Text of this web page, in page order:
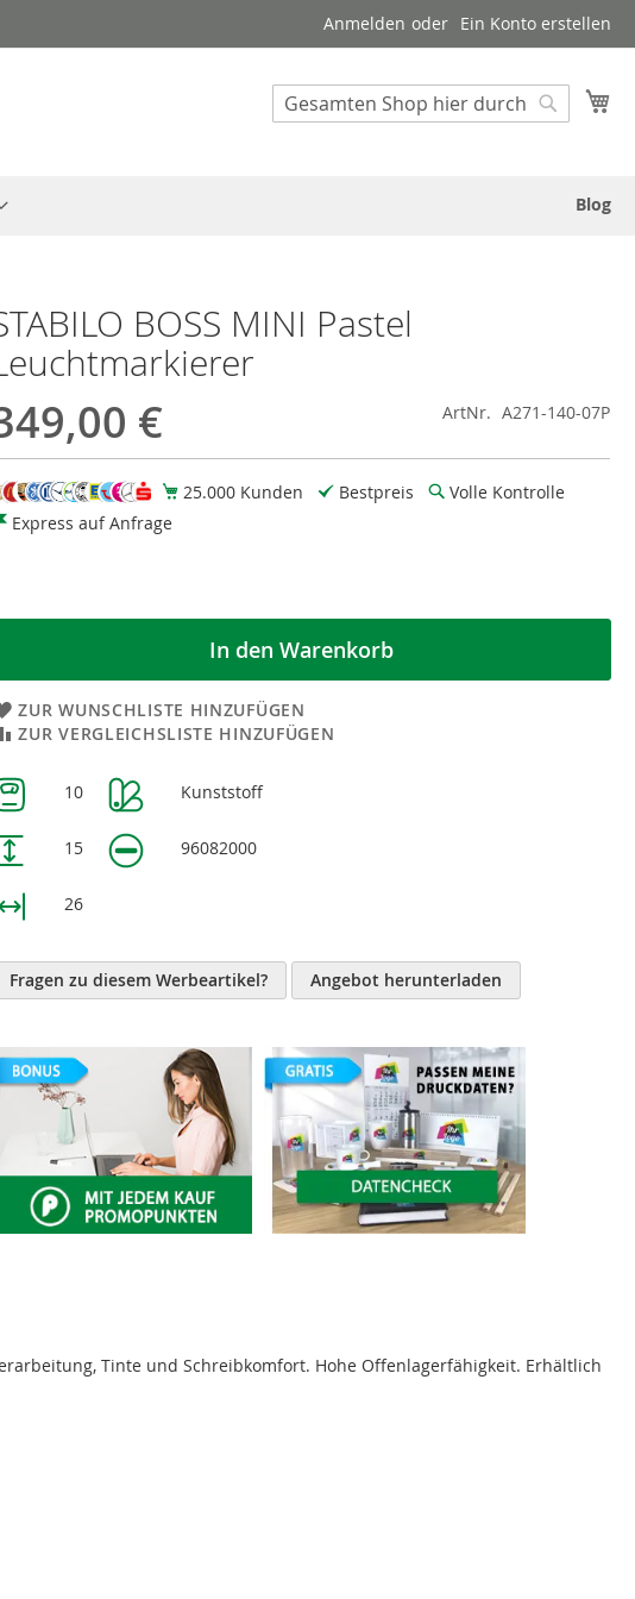
Anmelden Ein Konto erstellen
Suche
Suche
Blog
BOSS MINI Pastel
€ ArtNr. A271-140-07P
25.000 Kunden Bestpreis
Volle Kontrolle
Express auf Anfrage
In den Warenkorb
ZUR WUNSCHLISTE HINZUFÜGEN
ZUR VERGLEICHSLISTE HINZUFÜGEN
10 Kunststoff
15 96082000
26
Fragen zu diesem Werbeartikel? Angebot herunterladen
Tinte und Schreibkomfort. Hohe Offenlagerfähigkeit. Erhältlich